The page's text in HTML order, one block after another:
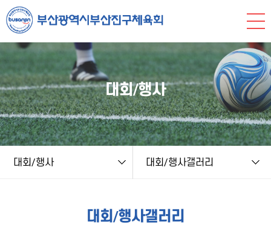
본문 바로가기
string(9) "board.php" string(12) "photogallery" NULL
대회/행사
대회/행사 대회/행사갤러리
대회/행사갤러리